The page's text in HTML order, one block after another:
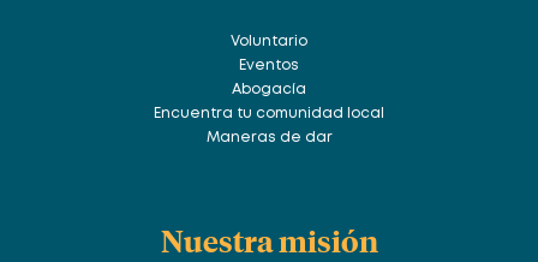
Voluntario
Eventos
Abogacía
Encuentra tu comunidad local
Maneras de dar
Nuestra misión